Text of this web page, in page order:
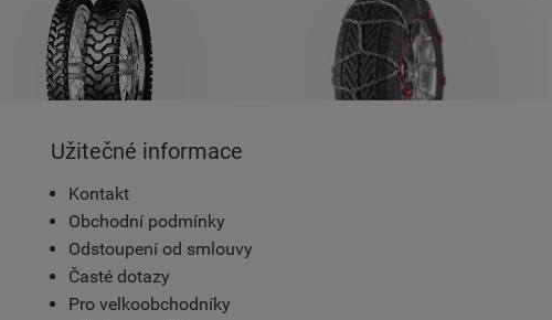
Užitečné informace
Kontakt
Obchodní podmínky
Odstoupení od smlouvy
Časté dotazy
Pro velkoobchodníky